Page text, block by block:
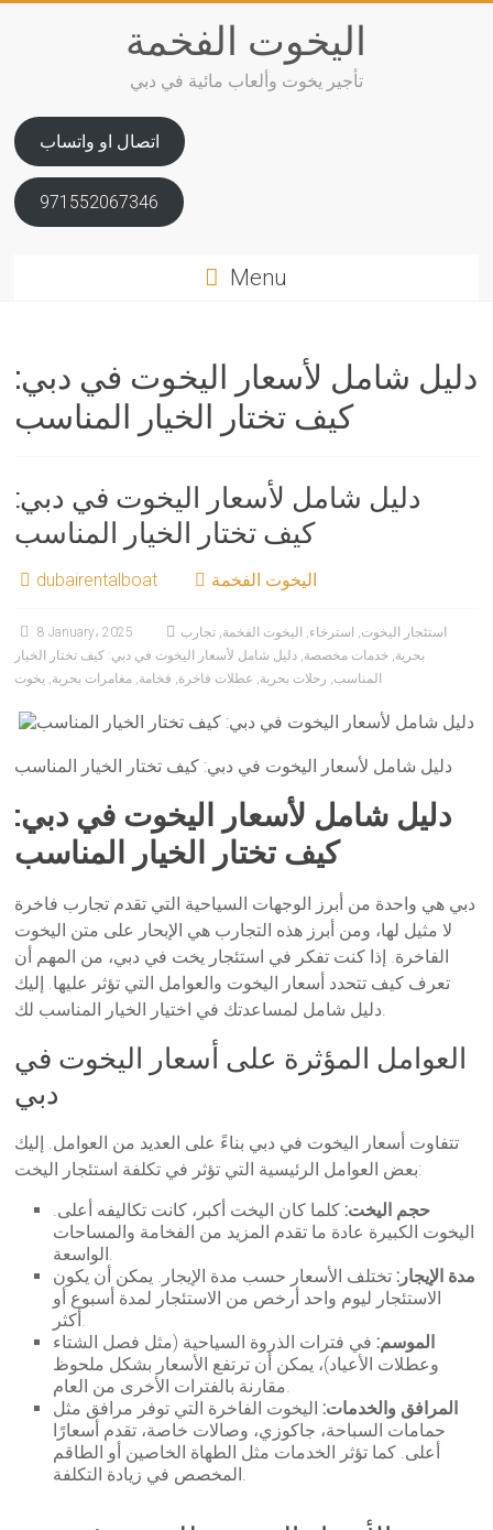
اليخوت الفخمة
تأجير يخوت وألعاب مائية في دبي
اتصال او واتساب
971552067346
Menu
دليل شامل لأسعار اليخوت في دبي:
كيف تختار الخيار المناسب
دليل شامل لأسعار اليخوت في دبي:
كيف تختار الخيار المناسب
dubairentalboat اليخوت الفخمة
8 January، 2025 استئجار اليخوت, استرخاء, اليخوت الفخمة, تجارب
بحرية, خدمات مخصصة, دليل شامل لأسعار اليخوت في دبي: كيف تختار الخيار
المناسب, رحلات بحرية, عطلات فاخرة, فخامة, مغامرات بحرية, يخوت
دليل شامل لأسعار اليخوت في دبي: كيف تختار الخيار المناسب
دليل شامل لأسعار اليخوت في دبي:
كيف تختار الخيار المناسب
دبي هي واحدة من أبرز الوجهات السياحية التي تقدم تجارب فاخرة
لا مثيل لها، ومن أبرز هذه التجارب هي الإبحار على متن اليخوت
الفاخرة. إذا كنت تفكر في استئجار يخت في دبي، من المهم أن
تعرف كيف تتحدد أسعار اليخوت والعوامل التي تؤثر عليها. إليك
دليل شامل لمساعدتك في اختيار الخيار المناسب لك.
العوامل المؤثرة على أسعار اليخوت في
دبي
تتفاوت أسعار اليخوت في دبي بناءً على العديد من العوامل. إليك
بعض العوامل الرئيسية التي تؤثر في تكلفة استئجار اليخت:
حجم اليخت:كلما كان اليخت أكبر، كانت تكاليفه أعلى.
اليخوت الكبيرة عادة ما تقدم المزيد من الفخامة والمساحات
الواسعة.
مدة الإيجار:تختلف الأسعار حسب مدة الإيجار. يمكن أن يكون
الاستئجار ليوم واحد أرخص من الاستئجار لمدة أسبوع أو
أكثر.
الموسم:في فترات الذروة السياحية (مثل فصل الشتاء
وعطلات الأعياد)، يمكن أن ترتفع الأسعار بشكل ملحوظ
مقارنة بالفترات الأخرى من العام.
المرافق والخدمات:اليخوت الفاخرة التي توفر مرافق مثل
حمامات السباحة، جاكوزي، وصالات خاصة، تقدم أسعارًا
أعلى. كما تؤثر الخدمات مثل الطهاة الخاصين أو الطاقم
المخصص في زيادة التكلفة.